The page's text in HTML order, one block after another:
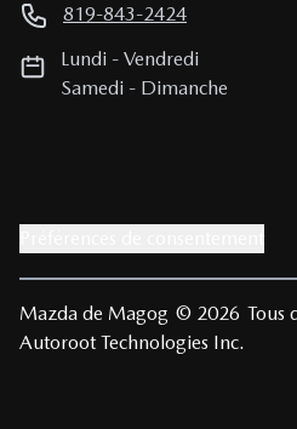
819-843-2424
Lundi -Vendredi
Samedi - Dimanche
Mazda de Magog © 2026 Tous
Autoroot Technologies Inc.